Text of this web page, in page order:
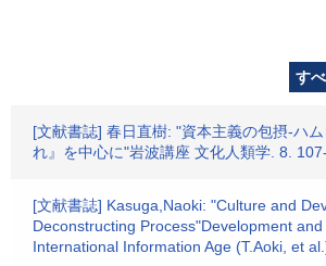
す
[文献書誌] 春日直樹: "資本主義の包摂-ハ
れ』を中心に"岩波講座 文化人類学. 8.
[文献書誌] Kasuga,Naoki: "Culture and
Deconstructing Process"Development
International Information Age (T.Aoki, et